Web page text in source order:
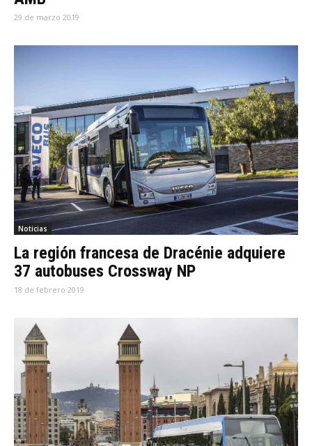
29 de marzo 2019
Noticias
La región francesa de Dracénie adquiere
37 autobuses Crossway NP
18 de febrero 2019